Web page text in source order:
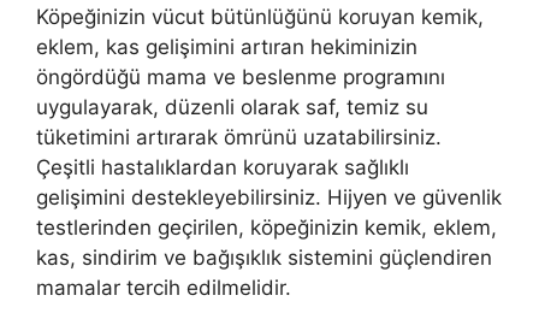
Köpeğinizin vücut bütünlüğünü koruyan kemik,
eklem, kas gelişimini artıran hekiminizin
öngördüğü mama ve beslenme programını
uygulayarak, düzenli olarak saf, temiz su
tüketimini artırarak ömrünü uzatabilirsiniz.
Çeşitli hastalıklardan koruyarak sağlıklı
gelişimini destekleyebilirsiniz. Hijyen ve güvenlik
testlerinden geçirilen, köpeğinizin kemik, eklem,
kas, sindirim ve bağışıklık sistemini güçlendiren
mamalar tercih edilmelidir.